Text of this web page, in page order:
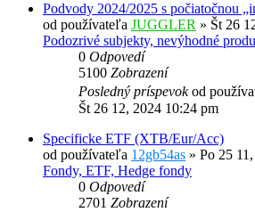
Podvody 2024/2025 s počiatočnou
od používateľa JUGGLER » Št 26
Podozrivé subjekty, nevýhodné
0 Odpovedí
5100 Zobrazení
Posledný príspevokod
Št 26 12, 2024 10:24 pm
Specificke ETF (XTB/Eur/Acc)
od používateľa 12gb54as » Po 25
Fondy, ETF, Hedge fondy
0 Odpovedí
2701 Zobrazení